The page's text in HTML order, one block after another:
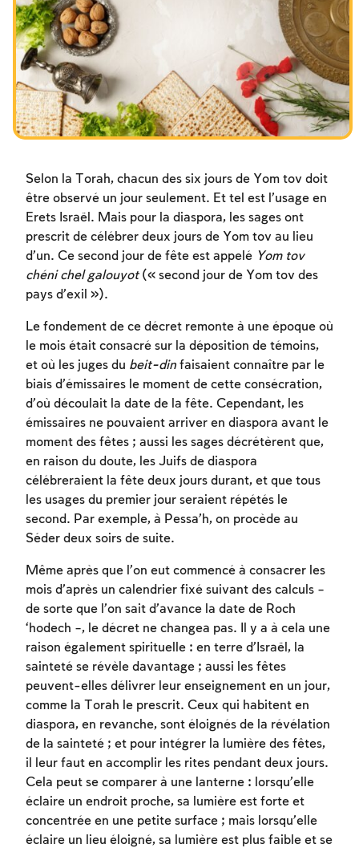
Les jeûnes liés à la destruction du Temple
Hanouca
Pourim
Selon la Torah, chacun des six jours de Yom tov doit
être observé un jour seulement. Et tel est l’usage en
Erets Israël. Mais pour la diaspora, les sages ont
prescrit de célébrer deux jours de Yom tov au lieu
d’un. Ce second jour de fête est appelé Yom tov
chéni chel galouyot(« second jour de Yom tov des
pays d’exil »).
Le fondement de ce décret remonte à une époque où
le mois était consacré sur la déposition de témoins,
et où les juges du beit-din faisaient connaître par le
biais d’émissaires le moment de cette consécration,
d’où découlait la date de la fête. Cependant, les
émissaires ne pouvaient arriver en diaspora avant le
moment des fêtes ; aussi les sages décrétèrent que,
en raison du doute, les Juifs de diaspora
célébreraient la fête deux jours durant, et que tous
les usages du premier jour seraient répétés le
second. Par exemple, à Pessa’h, on procède au
Séder deux soirs de suite.
Même après que l’on eut commencé à consacrer les
mois d’après un calendrier fixé suivant des calculs –
de sorte que l’on sait d’avance la date de Roch
‘hodech –, le décret ne changea pas. Il y a à cela une
raison également spirituelle : en terre d’Israël, la
sainteté se révèle davantage ; aussi les fêtes
peuvent-elles délivrer leur enseignement en un jour,
comme la Torah le prescrit. Ceux qui habitent en
diaspora, en revanche, sont éloignés de la révélation
de la sainteté ; et pour intégrer la lumière des fêtes,
il leur faut en accomplir les rites pendant deux jours.
Cela peut se comparer à une lanterne : lorsqu’elle
éclaire un endroit proche, sa lumière est forte et
concentrée en une petite surface ; mais lorsqu’elle
éclaire un lieu éloigné, sa lumière est plus faible et se